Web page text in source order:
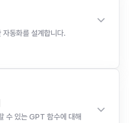
동화를 설계합니다.
있는 GPT 함수에 대해